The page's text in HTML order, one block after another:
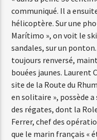
communiqué. Il a
hélicoptère. Sur une
Marítimo », on voit le
sandales, sur un
toujours renversé,
bouées jaunes. Laurent
site de la Route du
en solitaire », possède
des régates, dont la
Ferrer, chef des
que le marin français «